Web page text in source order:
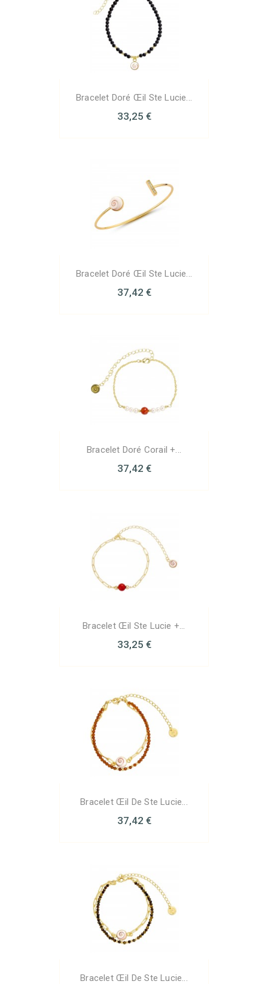
Bracelet Doré Œil Ste Lucie...
33,25 €
Bracelet Doré Œil Ste Lucie...
37,42 €
Bracelet Doré Corail +...
37,42 €
Bracelet Œil Ste Lucie +...
33,25 €
Bracelet Œil De Ste Lucie...
37,42 €
Bracelet Œil De Ste Lucie...